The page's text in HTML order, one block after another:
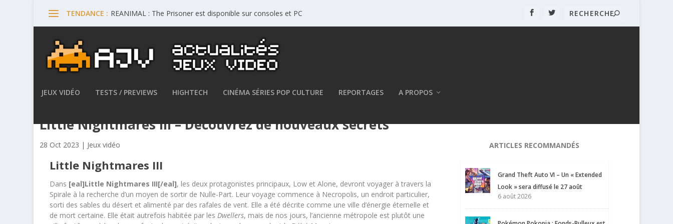
TENDANCE : REANIMAL : The Prisoner est disponible sur consoles et PC
JEUX VIDÉO TESTS / PREVIEWS HIGHTECH CINÉMA SÉRIES POP CULTURE REPORTAGES A PROPOS
Little Nightmares III – Découvrez de nouveaux secrets
28 Oct 2023 | Jeux vidéo
Little Nightmares III
Dans [eal]Little Nightmares III[/eal], les deux protagonistes principaux, Low et Alone, devront voyager à travers la
Spirale à la recherche d’un moyen de sortir de Nulle-Part. Leur voyage commence à Necropolis, un endroit particulier,
sorti des sables du désert et alimenté par des rafales de vent. Elle a été décrite comme une ville d’énergie éternelle et
de mort certaine. Elle était autrefois habitée par lesDwellers, mais de nos jours, l’ancienne métropole est plutôt une
ARTICLES RECOMMANDÉS
Grand Theft Auto VI – Un « Extended
Look » sera diffusé le 27 août
6 août 2026